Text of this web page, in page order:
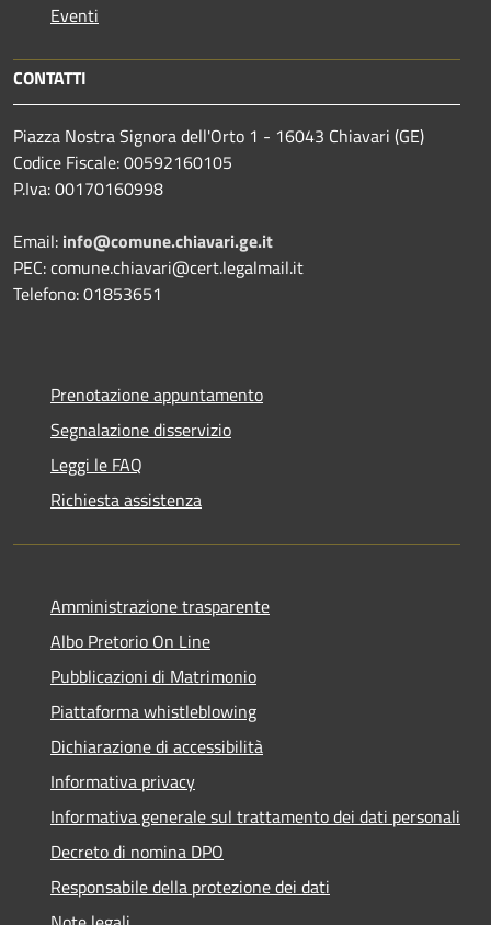
Eventi
CONTATTI
Piazza Nostra Signora dell'Orto 1 - 16043 Chiavari (GE)
Codice Fiscale: 00592160105
P.Iva: 00170160998
Email: info@comune.chiavari.ge.it
PEC: comune.chiavari@cert.legalmail.it
Telefono: 01853651
Prenotazione appuntamento
Segnalazione disservizio
Leggi le FAQ
Richiesta assistenza
Amministrazione trasparente
Albo Pretorio On Line
Pubblicazioni di Matrimonio
Piattaforma whistleblowing
Dichiarazione di accessibilità
Informativa privacy
Informativa generale sul trattamento dei dati personali
Decreto di nomina DPO
Responsabile della protezione dei dati